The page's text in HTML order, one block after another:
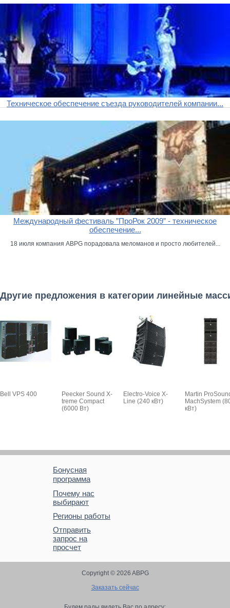
Техническое обеспечение съезда руководителей компании...
Международный фестиваль ”ПроРок 2009” - техническое
обеспечение...
18 июля компания ABPG порадовала меломанов и просто любителей...
Другие предложения в категории линейные
Bell VPS 400
Peecker Sound X-
treme Compact
(6000 Вт)
Electro-Voice X-
Line (240 кВт)
Martin
MachSystem
кВт)
Бонусная
программа
Почему нас
выбирают
Регионы работы
Отправить
запрос на
просчет
Copyright © 2026 ABPG
Заказать сейчас